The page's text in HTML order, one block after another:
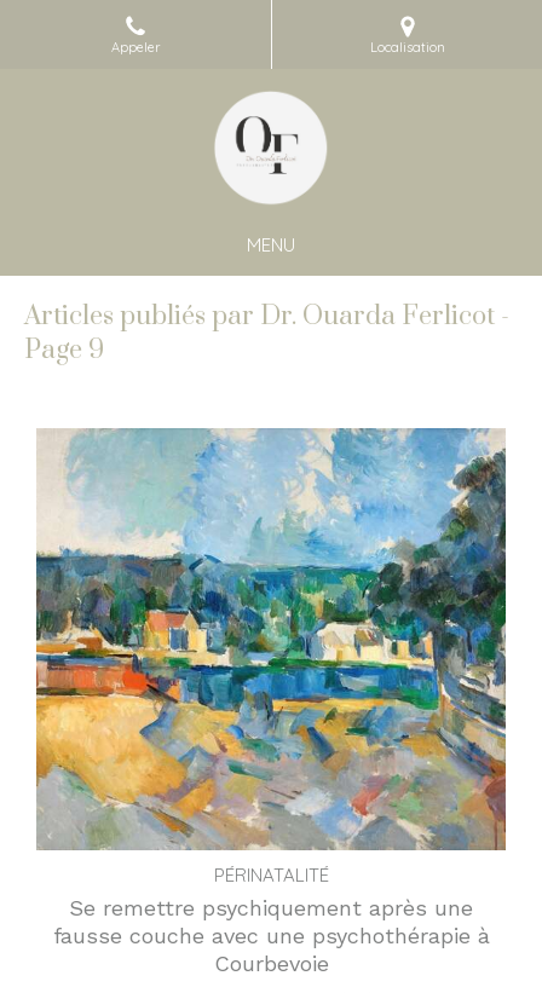
Appeler Localisation
MENU
Articles publiés par Dr. Ouarda Ferlicot -
Page 9
PÉRINATALITÉ
Se remettre psychiquement après une
fausse couche avec une psychothérapie à
Courbevoie